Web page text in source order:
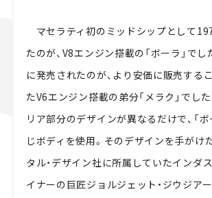
マセラティ初のミッドシップとして
たのが、V8エンジン搭載の「ボーラ」で
に発売されたのが、より安価に販売する
たV6エンジン搭載の弟分「メラク」でした
リア部分のデザインが異なるだけで、「ボ
じボディを使用。そのデザインを手がけ
タル・デザイン社に所属していたインダ
イナーの巨匠ジョルジェット・ジウジアー